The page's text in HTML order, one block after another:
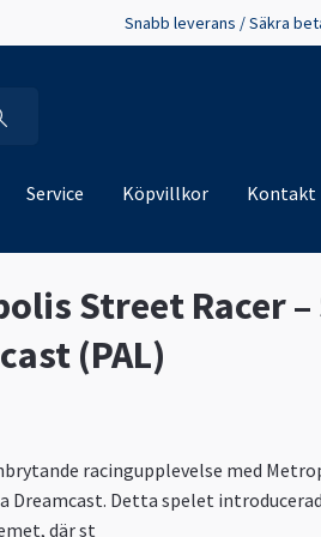
Snabb leverans / Säkra
Service Köpvillkor
Kontakt
Street Racer –
(PAL)
racingupplevelse med
Dreamcast. Detta spelet
där st